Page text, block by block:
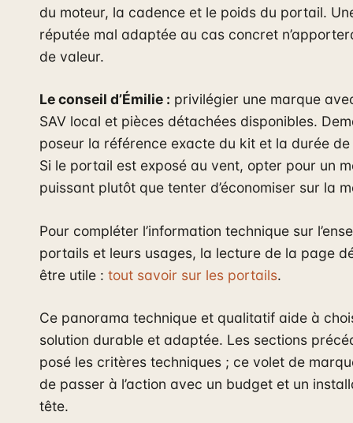
du moteur, la cadence et le poids du portail.
réputée mal adaptée au cas concret
de valeur.
Le conseil d’Émilie : privilégier une marque
SAV local et pièces détachées disponibles.
poseur la référence exacte du kit et la durée
Si le portail est exposé au vent, opter pour un
puissant plutôt que tenter d’économiser sur la
Pour compléter l’information technique sur
portails et leurs usages, la lecture de la page
être utile : tout savoir sur les portails.
Ce panorama technique et qualitatif aide à
solution durable et adaptée. Les sections
posé les critères techniques ; ce volet de
de passer à l’action avec un budget et un
tête.